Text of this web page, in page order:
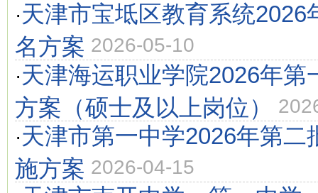
·天津市宝坻区教育系统2026
名方案 2026-05-10
·天津海运职业学院2026年第
方案（硕士及以上岗位）
·天津市第一中学2026年第二
施方案 2026-04-15